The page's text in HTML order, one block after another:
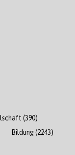
(390)
Bildung(2243)